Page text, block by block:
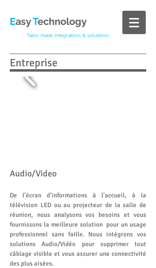
EasyTechnology
Tailor made integrations & solutions!
Entreprise
Audio/Video
De l’écran d'informations à l'accueil, à la
télévision LED ou au projecteur de la salle de
réunion, nous analysons vos besoins et vous
fournissons la meilleure solution pour un usage
professionnel sans faille. Nous intégrons vos
solutions Audio/Vidéo pour supprimer tout
câblage visible et vous assurer une connectivité
des plus aisées.